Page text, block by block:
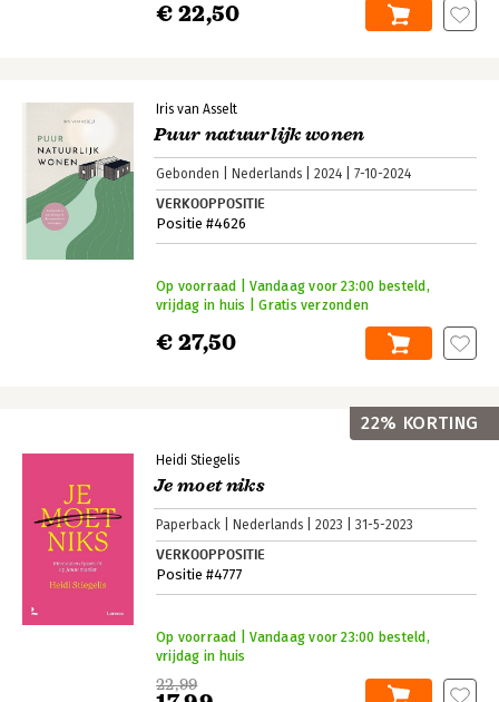
€ 22,50
Iris van Asselt
Puur natuurlijk wonen
Gebonden Nederlands 2024 7-10-2024
VERKOOPPOSITIE
Positie #4626
€ 27,50
Op voorraad | Vandaag voor 23:00 besteld,
vrijdag in huis | Gratis verzonden
Heidi Stiegelis
Je moet niks
Paperback Nederlands 2023 31-5-2023
VERKOOPPOSITIE
Positie #4777
22,99
Op voorraad | Vandaag voor 23:00 besteld,
vrijdag in huis
22% KORTING